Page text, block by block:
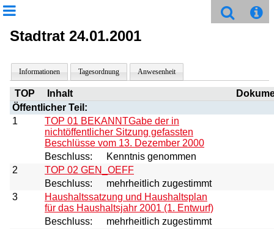
Stadtrat 24.01.2001
Informationen Tagesordnung Anwesenheit
TOP Inhalt
Öffentlicher Teil:
1
TOP 01 BEKANNTGabe der in
nichtöffentlicher Sitzung gefassten
Beschlüsse vom 13. Dezember 2000
Beschluss:
Kenntnis genommen
2
TOP 02 GEN_OEFF
Beschluss:
mehrheitlich zugestimmt
3
Haushaltssatzung und Haushaltsplan
für das Haushaltsjahr 2001 (1. Entwurf)
Beschluss:
mehrheitlich zugestimmt